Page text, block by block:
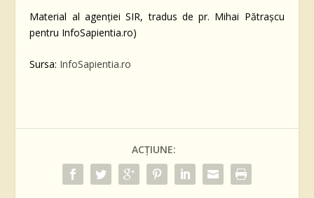
Material al agenției SIR, tradus de pr. Mihai Pătrașcu
pentru InfoSapientia.ro)
Sursa: InfoSapientia.ro
ACȚIUNE: